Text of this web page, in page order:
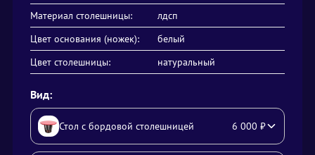
Материал столешницы:
лдсп
Цвет основания (ножек):
белый
Цвет столешницы:
натуральный
Вид:
Стол с бордовой столешницей 6 000 ₽